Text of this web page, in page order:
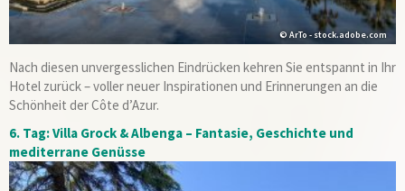
© ArTo - stock.adobe.com
Nach diesen unvergesslichen Eindrücken kehren Sie entspannt in Ihr
Hotel zurück – voller neuer Inspirationen und Erinnerungen an die
Schönheit der Côte d’Azur.
6. Tag: Villa Grock & Albenga – Fantasie, Geschichte und
mediterrane Genüsse